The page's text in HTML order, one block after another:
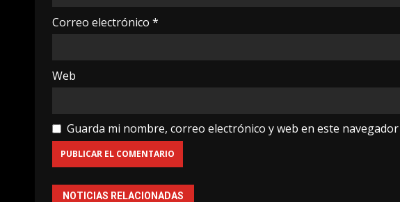
Correo electrónico *
Web
Guarda mi nombre, correo electrónico y web en este
NOTICIAS RELACIONADAS